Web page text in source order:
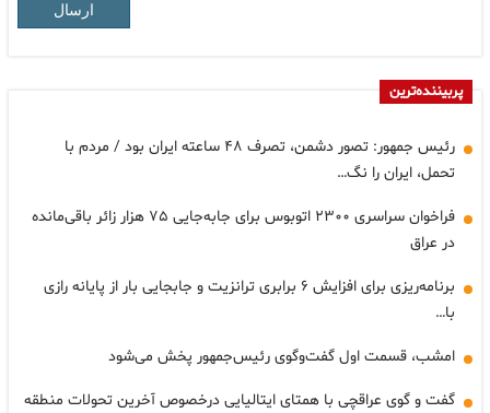
ارسال
پربیننده‌ترین
رئیس جمهور: تصور دشمن، تصرف ۴۸ ساعته ایران بود / مردم با
تحمل، ایران را نگ…
فراخوان سراسری ۲۳۰۰ اتوبوس برای جابه‌جایی ۷۵ هزار زائر باقی‌مانده
در عراق
برنامه‌ریزی برای افزایش ۶ برابری ترانزیت و جابجایی بار از پایانه رازی
با…
امشب، قسمت اول گفت‌وگوی رئیس‌جمهور پخش می‌شود
گفت و گوی عراقچی با همتای ایتالیایی درخصوص آخرین تحولات منطقه